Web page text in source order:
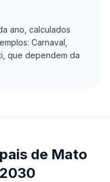
ano, calculados
Carnaval,
que dependem da
de Mato